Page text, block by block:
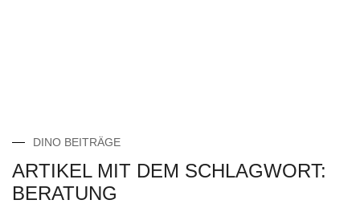
DINO BEITRÄGE
ARTIKEL MIT DEM SCHLAGWORT:
BERATUNG